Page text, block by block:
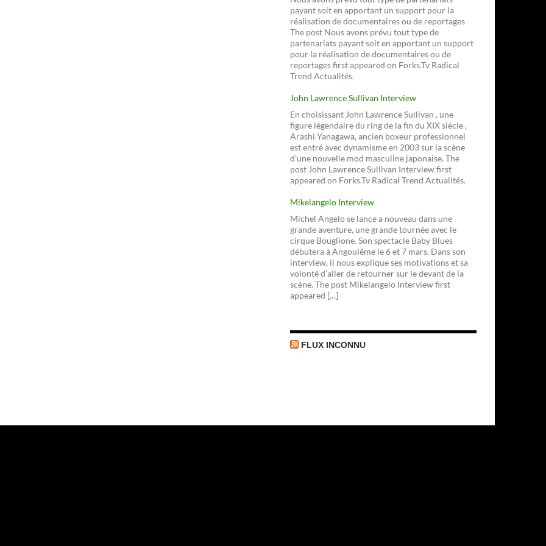
payant soit en apportant un support pour la
réalisation de documentaires ou de reportages
The post Nous avons prévu tout type de
partenariats payant soit en apportant un support
pour la réalisation de documentaires ou de
reportages first appeared on Forks.Tv Radical
Trend Actualités.
John Lawrence Sullivan Interview
En choisissant John Lawrence Sullivan , une
figure légendaire du ring de la fin du XIX siècle ,
Arashi Yanagawa, ancien boxeur professionnel
est entré avec dynamisme en 2003 sur la scène
d'une nouvelle mod masculine japonaise. The
post John Lawrence Sullivan Interview first
appeared on Forks.Tv Radical Trend Actualités.
Mikelangelo Interview
Michel Angelo se lance a nouveau dans une
grande aventure, une grande tournée avec le
cirque Bouglione. Son spectacle Baby Blues
débutera à Angoulême le 6 et 7 mars. Dans son
interview, il nous explique ses motivations et sa
volonté d'aller de retourner sur le devant de la
scène. The post Mikelangelo Interview first
appeared […]
FLUX INCONNU